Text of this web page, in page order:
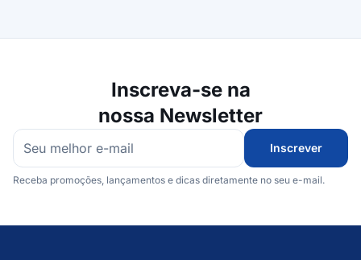
Inscreva-se na
nossa Newsletter
Inscrever
Receba promoções, lançamentos e dicas diretamente no seu e-mail.